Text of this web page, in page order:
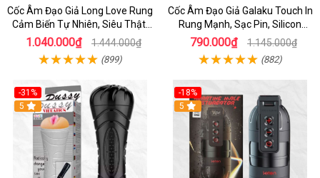
Cốc Âm Đạo Giả Long Love Rung
Cảm Biến Tự Nhiên, Siêu Thật,
Sướng
1.040.000₫ 1.444.000₫
(899)
Cốc Âm Đạo Giả Galaku Touch In
Rung Mạnh, Sạc Pin, Silicon
Mềm
790.000₫ 1.145.000₫
(882)
-31%
5
-18%
5